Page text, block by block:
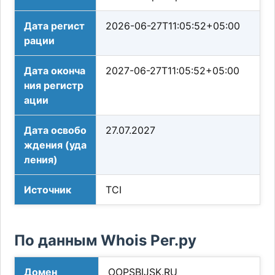
Дата регист
рации
2026-06-27T11:05:52+05:00
Дата оконча
ния регистр
ации
2027-06-27T11:05:52+05:00
Дата освобо
ждения (уда
ления)
27.07.2027
Источник TCI
По данным Whois Рег.ру
Домен OOPSBIJSK.RU